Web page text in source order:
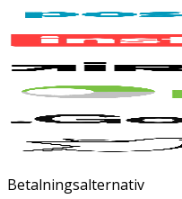
Betalningsalternativ